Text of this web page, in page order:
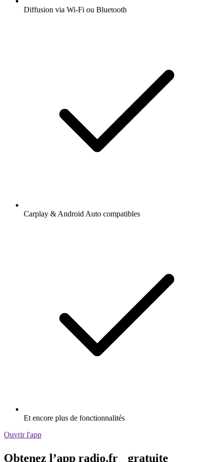
Diffusion via Wi-Fi ou Bluetooth
Carplay & Android Auto compatibles
Et encore plus de fonctionnalités
Ouvrir l'app
Obtenez l’app radio.fr gratuite